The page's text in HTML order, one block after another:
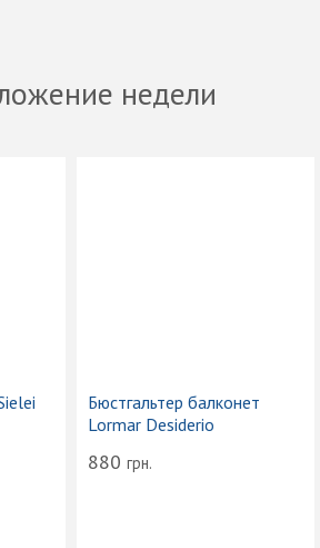
недели
Бюстгальтер балконет
Lormar Desiderio
880 грн.